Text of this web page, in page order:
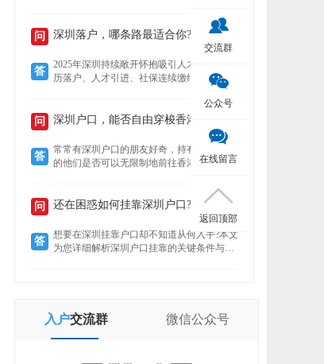
入户无需排队且无名额限制，积分入户无学
历要求但竞争激烈，随迁入户条件宽松，助
问 深圳落户，哪条路最适合你?
答
2025年深圳持续敞开怀抱吸引人才，提供学
历落户、人才引进、社保连续缴纳、投资创
业、积分制及毕业生安居六大多元化落户路
径。无论你是高学历毕业生、技术精英、稳
定就业者还是创业者，总有一条通道助你扎
根这座创新之城。了解政策核心，精准匹配
自身条件，是高效落户的关键。
问 深圳户口，能否自由穿梭香港?
答
常常有深圳户口的朋友好奇，持有特殊身份
的他们是否可以无限制地前往香港?本文将揭
问 还在困惑如何挂靠深圳户口?掌握这些要点轻松...
答
想要在深圳挂靠户口却不知道从何入手?本文
为您详细解析深圳户口挂靠的关键条件与所
入户交流群 微信公众号
交流群
公众号
在线留言
返回顶部